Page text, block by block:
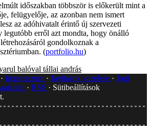
időszakban többször is előkerült mint a
felügyelője, az azonban nem ismert
az adóhivatalt érintő új szervezeti
legutóbb erről azt mondta, hogy önálló
gondolkoznak a
(portfolio.hu)
balóval tállai andrás
Impresszum Javítások kezelése
Jogi
RSS
Sütibeállítások